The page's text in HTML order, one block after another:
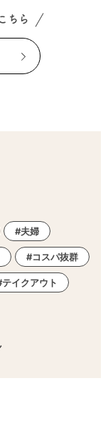
ちら
夫婦
コスパ抜群
テイクアウト